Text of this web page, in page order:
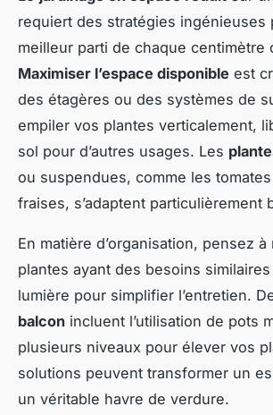
requiert des stratégies ingénieuses
meilleur parti de chaque centimètre
Maximiser l’espace disponible est
des étagères ou des systèmes de
empiler vos plantes verticalement,
sol pour d’autres usages. Les
ou suspendues, comme les
fraises, s’adaptent particulièrement
En matière d’organisation, pensez
plantes ayant des besoins
lumière pour simplifier l’entretien.
balcon incluent l’utilisation de pots
plusieurs niveaux pour élever vos
solutions peuvent transformer un
un véritable havre de verdure.